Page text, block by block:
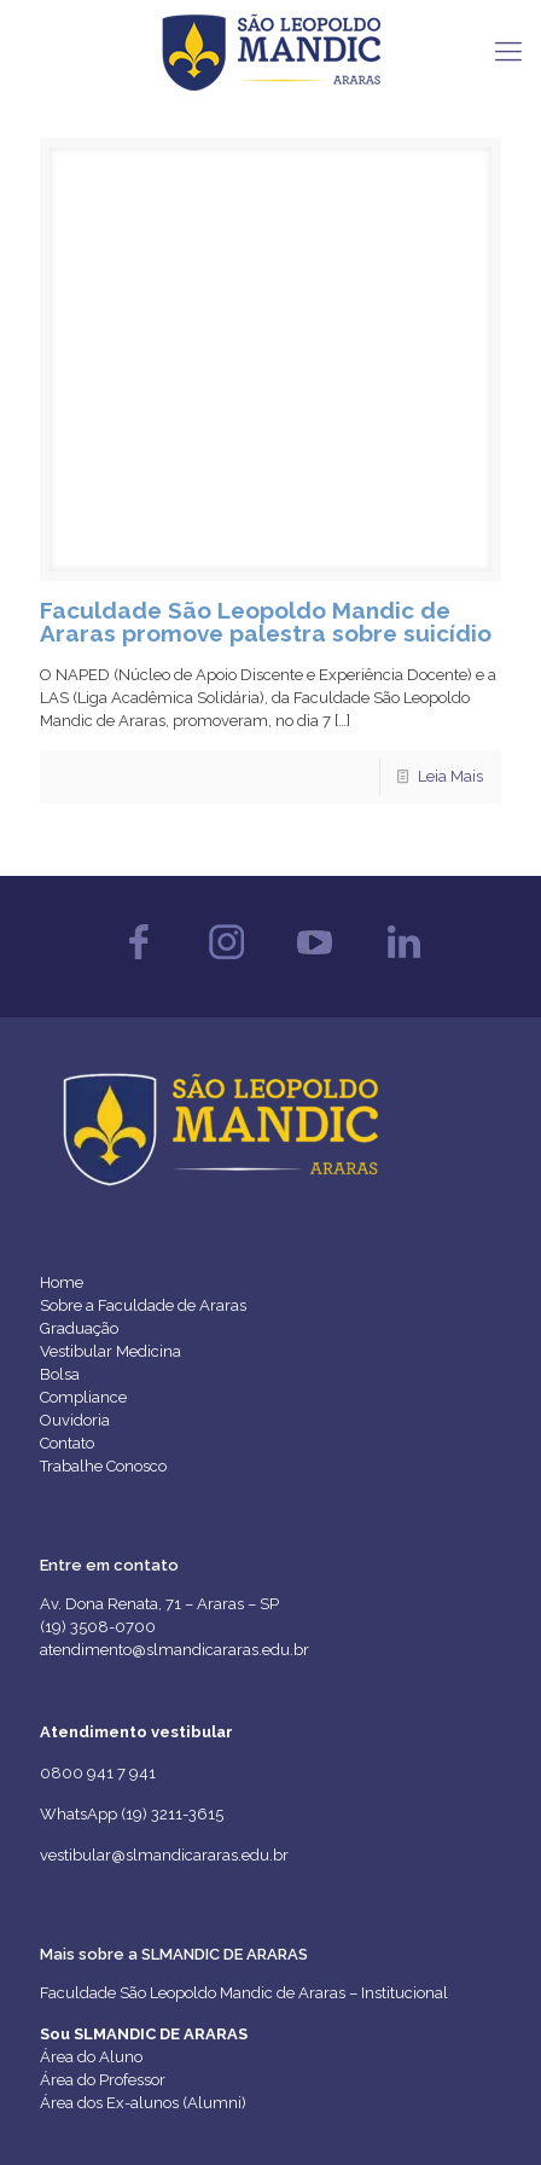
Faculdade São Leopoldo Mandic de
Araras promove palestra sobre suicídio
O NAPED (Núcleo de Apoio Discente e Experiência Docente) e a
LAS (Liga Acadêmica Solidária), da Faculdade São Leopoldo
Mandic de Araras, promoveram, no dia 7 […]
Leia Mais
Home
Sobre a Faculdade de Araras
Graduação
Vestibular Medicina
Bolsa
Compliance
Ouvidoria
Contato
Trabalhe Conosco
Entre em contato
Av. Dona Renata, 71 – Araras – SP
(19) 3508-0700
atendimento@slmandicararas.edu.br
Atendimento vestibular
0800 941 7 941
WhatsApp (19) 3211-3615
vestibular@slmandicararas.edu.br
Mais sobre a SLMANDIC DE ARARAS
Faculdade São Leopoldo Mandic de Araras – Institucional
Sou SLMANDIC DE ARARAS
Área do Aluno
Área do Professor
Área dos Ex-alunos (Alumni)